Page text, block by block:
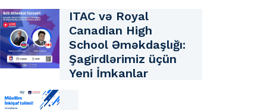
ITAC və Royal
Canadian High
School Əməkdaşlığı:
Şagirdlərimiz üçün
Yeni İmkanlar